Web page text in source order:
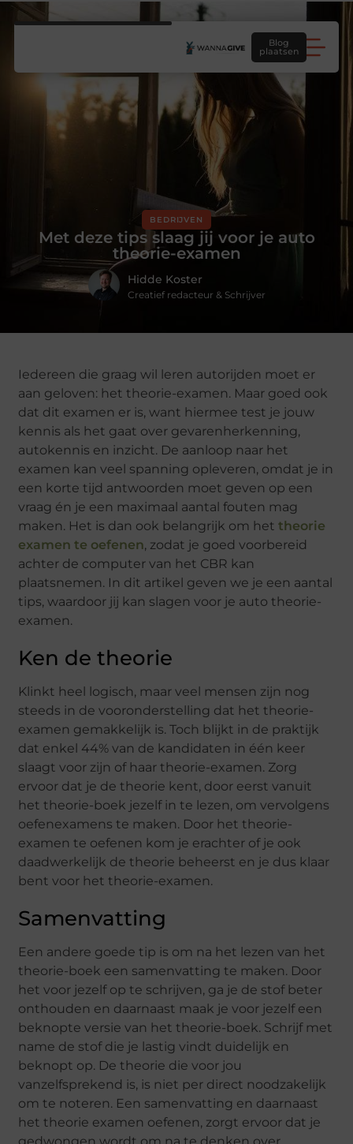
Blog
plaatsen
BEDRIJVEN
Met deze tips slaag jij voor je auto
theorie-examen
Hidde Koster
Creatief redacteur & Schrijver
Iedereen die graag wil leren autorijden moet er
aan geloven: het theorie-examen. Maar goed ook
dat dit examen er is, want hiermee test je jouw
kennis als het gaat over gevarenherkenning,
autokennis en inzicht. De aanloop naar het
examen kan veel spanning opleveren, omdat je in
een korte tijd antwoorden moet geven op een
vraag én je een maximaal aantal fouten mag
maken. Het is dan ook belangrijk om hettheorie
examen te oefenen, zodat je goed voorbereid
achter de computer van het CBR kan
plaatsnemen. In dit artikel geven we je een aantal
tips, waardoor jij kan slagen voor je auto theorie-
examen.
Ken de theorie
Klinkt heel logisch, maar veel mensen zijn nog
steeds in de vooronderstelling dat het theorie-
examen gemakkelijk is. Toch blijkt in de praktijk
dat enkel 44% van de kandidaten in één keer
slaagt voor zijn of haar theorie-examen. Zorg
ervoor dat je de theorie kent, door eerst vanuit
het theorie-boek jezelf in te lezen, om vervolgens
oefenexamens te maken. Door het theorie-
examen te oefenen kom je erachter of je ook
daadwerkelijk de theorie beheerst en je dus klaar
bent voor het theorie-examen.
Samenvatting
Een andere goede tip is om na het lezen van het
theorie-boek een samenvatting te maken. Door
het voor jezelf op te schrijven, ga je de stof beter
onthouden en daarnaast maak je voor jezelf een
beknopte versie van het theorie-boek. Schrijf met
name de stof die je lastig vindt duidelijk en
beknopt op. De theorie die voor jou
vanzelfsprekend is, is niet per direct noodzakelijk
om te noteren. Een samenvatting en daarnaast
het theorie examen oefenen, zorgt ervoor dat je